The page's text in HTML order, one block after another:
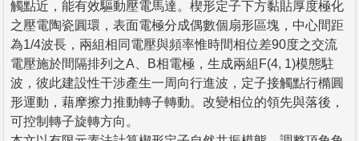
觸點近，能有效驅動壓電馬達。楔形定子下方黏貼厚度極化
之壓電陶瓷圓環，表面電極分成偶數個扇形區塊，中心間距
為1/4波長，兩組相同電壓與頻率惟時間相位差90度之交流
電壓施於間隔排列之A、B相電極，生成兩組F(4, 1)模態駐
波，彼此建設性干涉產生一周向行進波，定子接觸點行橢圓
形運動，藉摩擦力推動轉子轉動。改變相位的領先與落後，
可控制轉子旋轉方向。